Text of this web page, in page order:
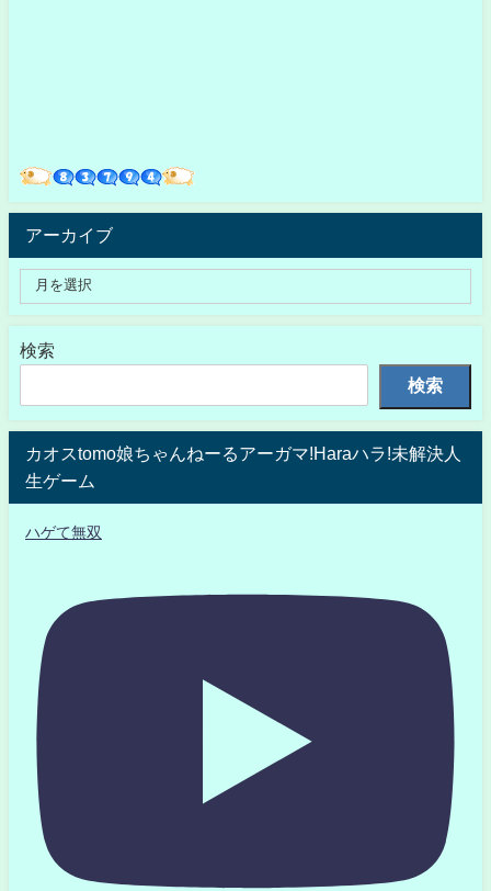
アーカイブ
検索
検索
カオスtomo娘ちゃんねーるアーガマ!Haraハラ!未解決人
生ゲーム
ハゲて無双